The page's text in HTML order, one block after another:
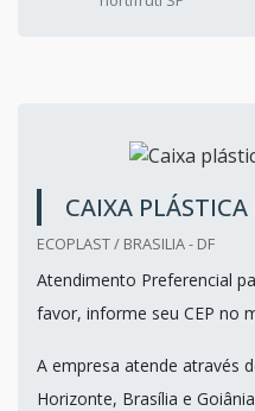
CAIXA
ECOPLAST / BRASILIA - DF
Atendimento Preferencial
favor, informe seu CEP no
A empresa atende através
Horizonte, Brasília e